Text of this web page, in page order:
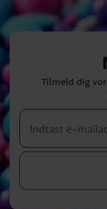
Tilmeld dig